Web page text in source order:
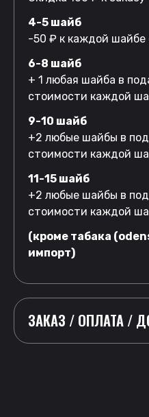
4-5 шайб
-50 ₽ к каждой шайбе
6-8 шайб
+ 1 любая шайба в
стоимости каждой
9-10 шайб
+2 любые шайбы в
стоимости каждой
11-15 шайб
+2 любые шайбы в
стоимости каждой
(кроме табака
импорт)
ЗАКАЗ / ОПЛАТА /